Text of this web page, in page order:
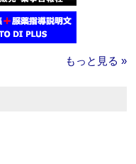
もっと見る »